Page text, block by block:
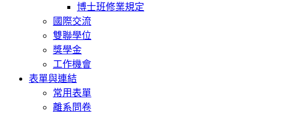
博士班修業規定
國際交流
雙聯學位
獎學金
工作機會
表單與連結
常用表單
離系問卷